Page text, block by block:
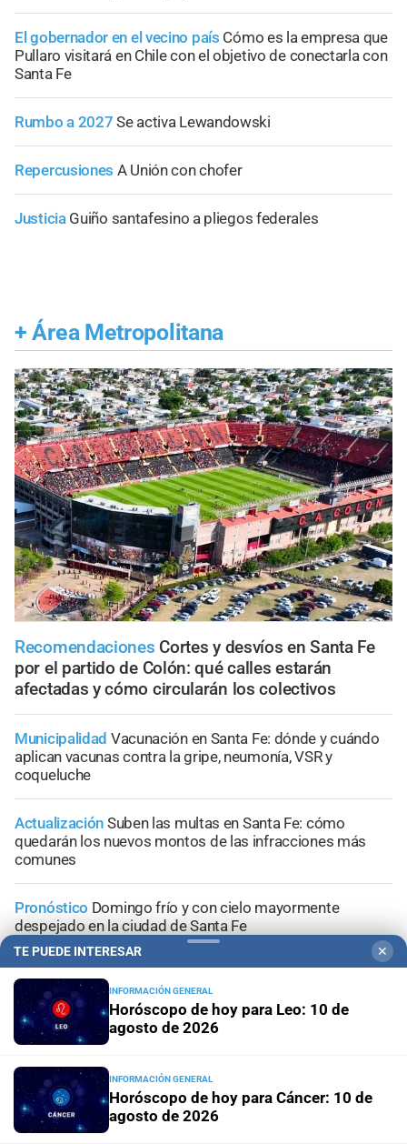
El gobernador en el vecino país Cómo es la empresa que
Pullaro visitará en Chile con el objetivo de conectarla con
Santa Fe
Rumbo a 2027 Se activa Lewandowski
Repercusiones A Unión con chofer
Justicia Guiño santafesino a pliegos federales
+ Área Metropolitana
Recomendaciones Cortes y desvíos en Santa Fe
por el partido de Colón: qué calles estarán
afectadas y cómo circularán los colectivos
Municipalidad Vacunación en Santa Fe: dónde y cuándo
aplican vacunas contra la gripe, neumonía, VSR y
coqueluche
Actualización Suben las multas en Santa Fe: cómo
quedarán los nuevos montos de las infracciones más
comunes
Pronóstico Domingo frío y con cielo mayormente
despejado en la ciudad de Santa Fe
Santa Fe ciudadEsmeralda Este II: la Villa Suramericana
que después de los Juegos será hogar de 346 familias
+Sucesos
TE PUEDE INTERESAR ✕
INFORMACIÓN GENERAL
Horóscopo de hoy para Leo: 10 de
agosto de 2026
INFORMACIÓN GENERAL
Horóscopo de hoy para Cáncer: 10 de
agosto de 2026